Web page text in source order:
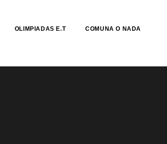
OLIMPIADAS E.T COMUNA O NADA